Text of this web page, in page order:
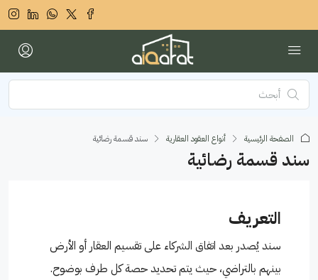
الصفحة الرئيسية أنواع العقود العقارية سند قسمة رضائية
سند قسمة رضائية
التعريف
سند يُصدر بعد اتفاق الشركاء على تقسيم العقار أو الأرض
بينهم بالتراضي، حيث يتم تحديد حصة كل طرف بوضوح.